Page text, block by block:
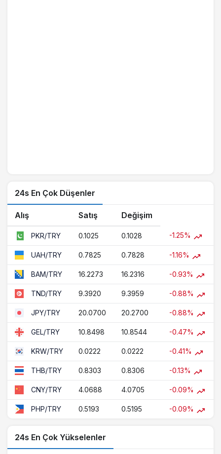
24s En Çok Düşenler
Alış Satış Değişim
PKR/TRY 0.1025 0.1028 -1.25%
UAH/TRY 0.7825 0.7828 -1.16%
BAM/TRY 16.2273 16.2316 -0.93%
TND/TRY 9.3920 9.3959 -0.88%
JPY/TRY 20.0700 20.2700 -0.88%
GEL/TRY 10.8498 10.8544 -0.47%
KRW/TRY 0.0222 0.0222 -0.41%
THB/TRY 0.8303 0.8306 -0.13%
CNY/TRY 4.0688 4.0705 -0.09%
PHP/TRY 0.5193 0.5195 -0.09%
24s En Çok Yükselenler